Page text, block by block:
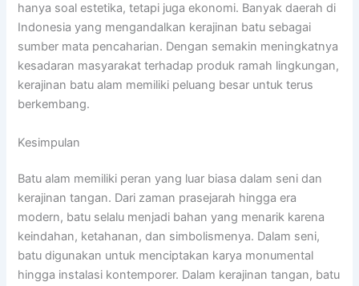
hanya soal estetika, tetapi juga ekonomi. Banyak daerah di
Indonesia yang mengandalkan kerajinan batu sebagai
sumber mata pencaharian. Dengan semakin meningkatnya
kesadaran masyarakat terhadap produk ramah lingkungan,
kerajinan batu alam memiliki peluang besar untuk terus
berkembang.
Kesimpulan
Batu alam memiliki peran yang luar biasa dalam seni dan
kerajinan tangan. Dari zaman prasejarah hingga era
modern, batu selalu menjadi bahan yang menarik karena
keindahan, ketahanan, dan simbolismenya. Dalam seni,
batu digunakan untuk menciptakan karya monumental
hingga instalasi kontemporer. Dalam kerajinan tangan, batu